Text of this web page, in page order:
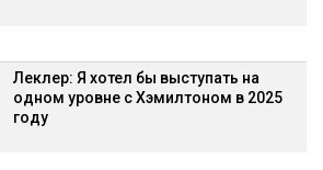
Леклер: Я хотел бы выступать на
одном уровне с Хэмилтоном в 2025
году